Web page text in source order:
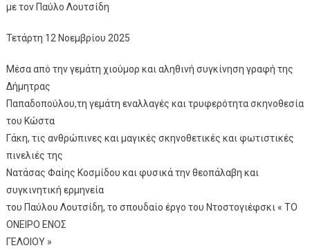
με τον Παύλο Λουτσίδη
Τετάρτη 12 Νοεμβρίου 2025
Μέσα από την γεμάτη χιούμορ και αληθινή συγκίνηση γραφή της
Δήμητρας
Παπαδοπούλου,τη γεμάτη εναλλαγές και τρυφερότητα σκηνοθεσία
του Κώστα
Γάκη, τις ανθρώπινες και μαγικές σκηνοθετικές και φωτιστικές
πινελιές της
Νατάσας Φαίης Κοσμίδου και φυσικά την θεοπάλαβη και
συγκινητική ερμηνεία
του Παύλου Λουτσίδη, το σπουδαίο έργο του Ντοστογιέφσκι « ΤΟ
ΟΝΕΙΡΟ ΕΝΟΣ
ΓΕΛΟΙΟΥ »